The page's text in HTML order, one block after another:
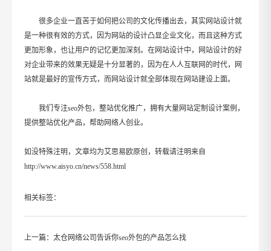
很多企业一直苦于如何把公司的文化传播出去，其实网站设计就
是一种很有效的方式，因为网站的设计凸显企业文化，而且这种方式
更加形象，也让用户的记忆更加深刻。在网站设计中，网站设计的好
对企业带来的效果无疑是十分显著的，因为在人人互联网的时代，网
站就是最好的宣传方式，而网站设计就全部体现在网站建设上面。
我们专注seo外包，整站优化推广，拥有大量网站定制设计案例，
提供整站优化产品，帮助网络人创业。
如没特殊注明，文章均为艾思易欧原创，转载请注明来自
http://www.aisyo.cn/news/558.html
相关标签：
上一篇： 太仓网络公司告诉你seo外包的产品怎么找